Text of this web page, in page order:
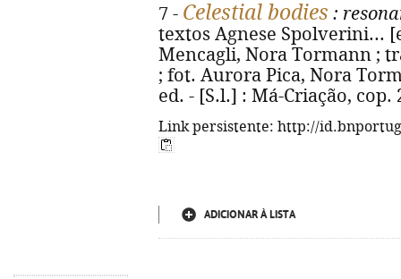
7 - Celestial bodies :
textos Agnese Spolverini...
Mencagli, Nora Tormann ;
; fot. Aurora Pica, Nora
ed. - [S.l.] : Má-Criação, cop.
Link persistente: http://
ADICIONAR À LISTA